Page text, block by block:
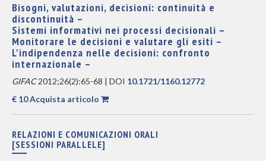
Bisogni, valutazioni, decisioni: continuità e
discontinuità –
Sistemi informativi nei processi decisionali –
Monitorare le decisioni e valutare gli esiti –
L'indipendenza nelle decisioni: confronto
internazionale –
GIFAC2012;26(2):65-68 | DOI 10.1721/1160.12772
€ 10 Acquista articolo
RELAZIONI E COMUNICAZIONI ORALI
[SESSIONI PARALLELE]